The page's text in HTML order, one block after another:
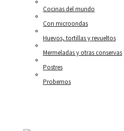
Cocinas del mundo
Con microondas
Huevos, tortillas y revueltos
Mermeladas y otras conservas
Postres
Probemos